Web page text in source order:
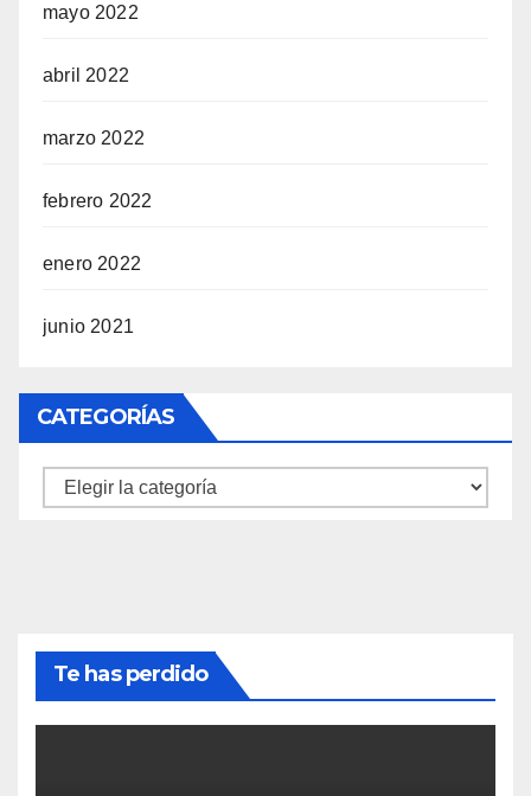
mayo 2022
abril 2022
marzo 2022
febrero 2022
enero 2022
junio 2021
CATEGORÍAS
Categorías
Te has perdido